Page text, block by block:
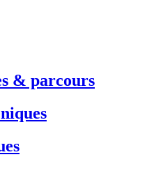
& parcours